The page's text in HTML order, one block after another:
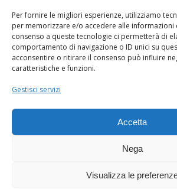
Per fornire le migliori esperienze, utilizziamo
per memorizzare e/o accedere alle informazioni
consenso a queste tecnologie ci permetterà di
comportamento di navigazione o ID unici su
acconsentire o ritirare il consenso può influire
caratteristiche e funzioni.
Gestisci servizi
Accetta
Nega
Visualizza le
ramatogelsuGruppo di
rinnovabile che agiscono collettivamente,
incentivi: una breve analisi
consorzio per la produzione di energia
Dogana Sostenibile 2026